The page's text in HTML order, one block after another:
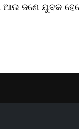
ଆଉ ଜଣେ ଯୁବକ